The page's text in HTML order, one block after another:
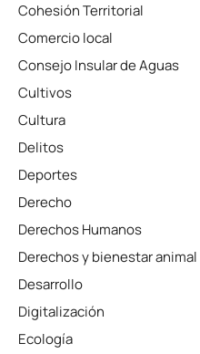
Cohesión Territorial
Comercio local
Consejo Insular de Aguas
Cultivos
Cultura
Delitos
Deportes
Derecho
Derechos Humanos
Derechos y bienestar animal
Desarrollo
Digitalización
Ecología